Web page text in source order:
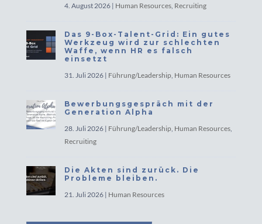
4. August 2026| Human Resources, Recruiting
Das 9-Box-Talent-Grid: Ein gutes
Werkzeug wird zur schlechten
Waffe, wenn HR es falsch
einsetzt
31. Juli 2026| Führung/Leadership, Human Resources
Bewerbungsgespräch mit der
Generation Alpha
28. Juli 2026| Führung/Leadership, Human Resources,
Recruiting
Die Akten sind zurück. Die
Probleme bleiben.
21. Juli 2026| Human Resources